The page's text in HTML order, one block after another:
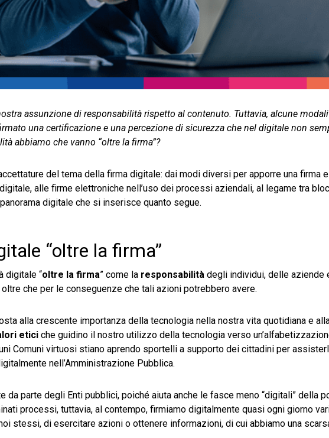
assunzione di responsabilità rispetto al contenuto. Tuttavia, alcune
una certificazione e una percezione di sicurezza che nel digitale non
abbiamo che vanno “oltre la firma”?
del tema della firma digitale: dai modi diversi per apporre una firma
alle firme elettroniche nell’uso dei processi aziendali, al legame tra
digitale che si inserisce quanto segue.
“oltre la firma”
digitale “oltre la firma” come la responsabilità degli individui, delle
che per le conseguenze che tali azioni potrebbero avere.
alla crescente importanza della tecnologia nella nostra vita quotidiana e
etici che guidino il nostro utilizzo della tecnologia verso
Comuni virtuosi stiano aprendo sportelli a supporto dei cittadini per
nell’Amministrazione Pubblica.
da parte degli Enti pubblici, poiché aiuta anche le fasce meno “digitali” della
processi, tuttavia, al contempo, firmiamo digitalmente quasi ogni giorno
stessi, di esercitare azioni o ottenere informazioni, di cui abbiamo una